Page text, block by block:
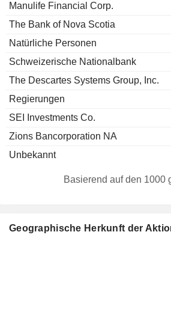
Manulife Financial Corp.
The Bank of Nova Scotia
Natürliche Personen
Schweizerische Nationalbank
The Descartes Systems Group, Inc.
Regierungen
SEI Investments Co.
Zions Bancorporation NA
Unbekannt
Basierend auf den 1000
Geographische Herkunft der